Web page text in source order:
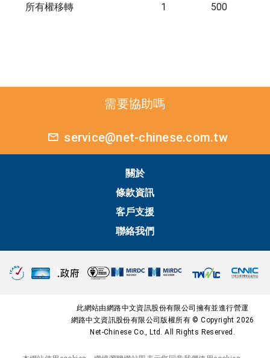
所有權移轉
1 500
需要協助嗎
service@net-chinese.com.tw
關於
條款資訊
客戶支援
聯絡我們
此網站由網路中文資訊股份有限公司擁有並進行營運
網路中文資訊股份有限公司版權所有 © Copyright 2026
Net-Chinese Co., Ltd. All Rights Reserved.